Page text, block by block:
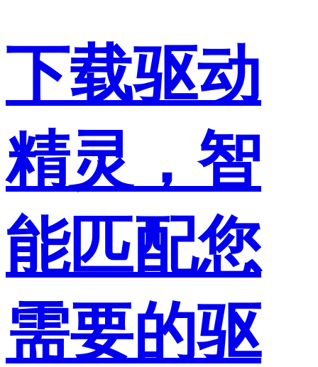
下载驱动
精灵，智
能匹配您
需要的驱